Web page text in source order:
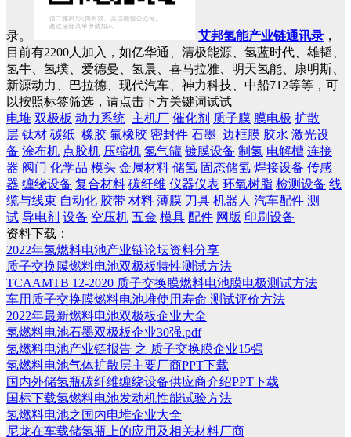
录。 艾邦氢能产业链通讯录 ，
目前有2200人加入，如亿华通、清极能源、氢蓝时代、雄韬、
氢牛、氢璞、爱德曼、氢晨、喜马拉雅、明天氢能、康明斯、
新源动力、巴拉德、现代汽车、神力科技、中船712等等，可
以按照标签筛选，请点击下方关键词试试
电堆 双极板 动力系统 主机厂 催化剂 质子膜 膜电极 扩散
层 钛材 碳纸 橡胶 氟橡胶 密封件 石墨 边框膜 胶水 激光设
备 涂布机 点胶机 压缩机 氢气罐 镀膜设备 制氢 电解槽 连接
器 阀门 化学品 模头 金属材料 储氢 固态储氢 焊接设备 传感
器 缠绕设备 复合材料 碳纤维 仪器仪表 环氧树脂 检测设备 线
缆与线束 自动化 胶带 材料 薄膜 刀具 机器人 汽车配件 测
试 导电剂 设备 空压机 五金 模具 配件 网版 印刷设备
资料下载：
2022年氢燃料电池产业链论坛资料分享
质子交换膜燃料电池双极板特性测试方法
TCAAMTB 12-2020 质子交换膜燃料电池膜电极测试方法
车用质子交换膜燃料电池堆使用寿命 测试评价方法
2022年最新燃料电池双极板企业大全
氢燃料电池石墨双极板企业30强.pdf
氢燃料电池产业链报告 之 质子交换膜企业15强
氢燃料电池气体扩散层主要厂商PPT下载
国内外储氢瓶碳纤维缠绕设备供应商介绍PPT下载
国标下载氢燃料电池发动机性能试验方法
氢燃料电池之国内电堆企业大全
尼龙在车载储氢瓶上的应用及相关材料厂商